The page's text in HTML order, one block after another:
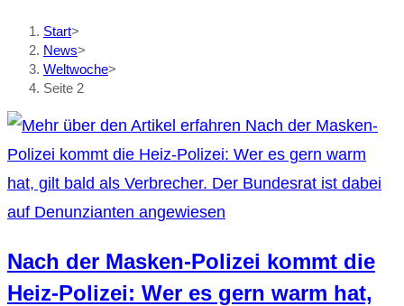
Start>
News>
Weltwoche>
Seite 2
Nach der Masken-Polizei kommt die
Heiz-Polizei: Wer es gern warm hat,